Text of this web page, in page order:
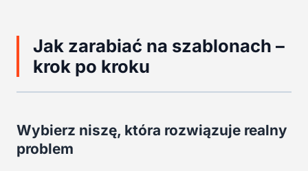
Jak zarabiać na szablonach –
krok po kroku
Wybierz niszę, która rozwiązuje realny
problem